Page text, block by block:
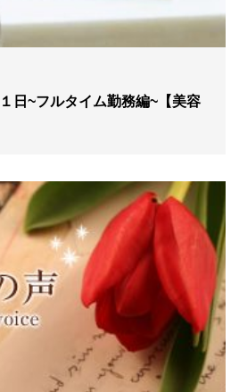
日~フルタイム勤務編~【美容